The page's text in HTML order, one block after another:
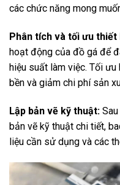
các chức năng mong
Phân tích và tối ưu thiết
hoạt động của đồ gá để
hiệu suất làm việc. Tối
bền và giảm chi phí sản
Lập bản vẽ kỹ thuật:
bản vẽ kỹ thuật chi tiết,
liệu cần sử dụng và các